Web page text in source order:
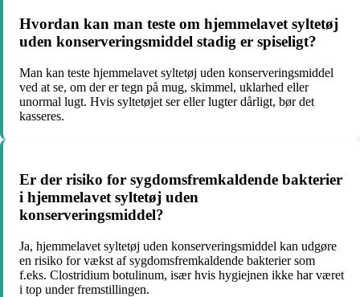
Hvordan kan man teste om hjemmelavet syltetøj
uden konserveringsmiddel stadig er spiseligt?
Man kan teste hjemmelavet syltetøj uden konserveringsmiddel
ved at se, om der er tegn på mug, skimmel, uklarhed eller
unormal lugt. Hvis syltetøjet ser eller lugter dårligt, bør det
kasseres.
Er der risiko for sygdomsfremkaldende bakterier
i hjemmelavet syltetøj uden
konserveringsmiddel?
Ja, hjemmelavet syltetøj uden konserveringsmiddel kan udgøre
en risiko for vækst af sygdomsfremkaldende bakterier som
f.eks. Clostridium botulinum, især hvis hygiejnen ikke har været
i top under fremstillingen.